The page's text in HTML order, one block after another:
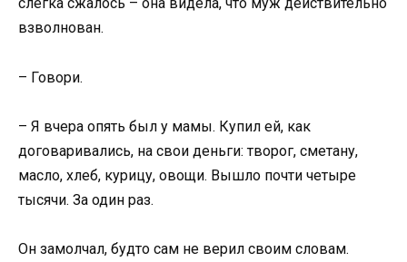
слегка сжалось – она видела, что муж действительно
взволнован.
– Говори.
– Я вчера опять был у мамы. Купил ей, как
договаривались, на свои деньги: творог, сметану,
масло, хлеб, курицу, овощи. Вышло почти четыре
тысячи. За один раз.
Он замолчал, будто сам не верил своим словам.